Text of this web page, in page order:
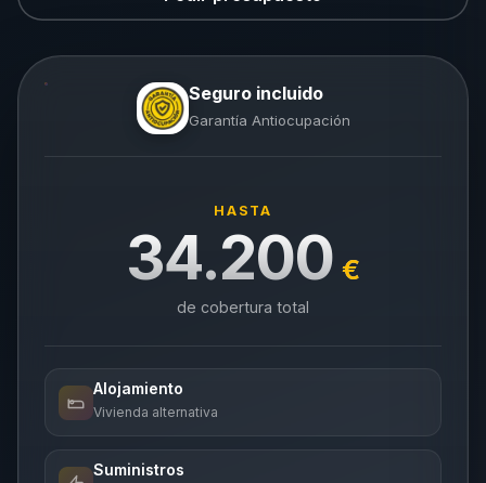
Seguro incluido
Garantía Antiocupación
HASTA
34.200 €
de cobertura total
Alojamiento
Vivienda alternativa
Suministros